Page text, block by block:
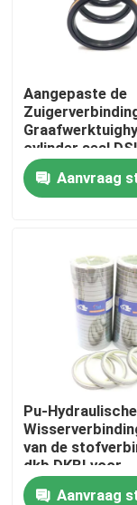
Producten
Video's
Fabrieksreis
Contacteer
Nieuws
Aangepaste de
cylinder seal
Aanvraag
Pu-
van de
dkb DKBI voor
Bouwmateriaal
Aanvraag